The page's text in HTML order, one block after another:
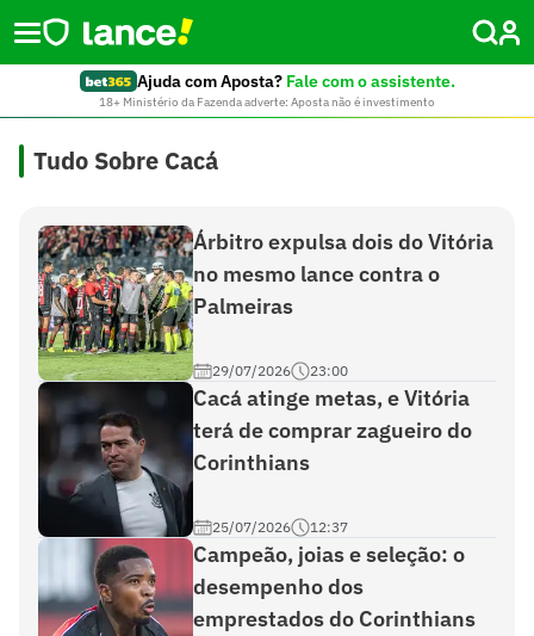
Ajuda com Aposta? Fale com o assistente.
18+ Ministério da Fazenda adverte: Aposta não é investimento
Tudo Sobre Cacá
Árbitro expulsa dois do Vitória
no mesmo lance contra o
Palmeiras
29/07/2026 23:00
Cacá atinge metas, e Vitória
terá de comprar zagueiro do
Corinthians
25/07/2026 12:37
Campeão, joias e seleção: o
desempenho dos
emprestados do Corinthians